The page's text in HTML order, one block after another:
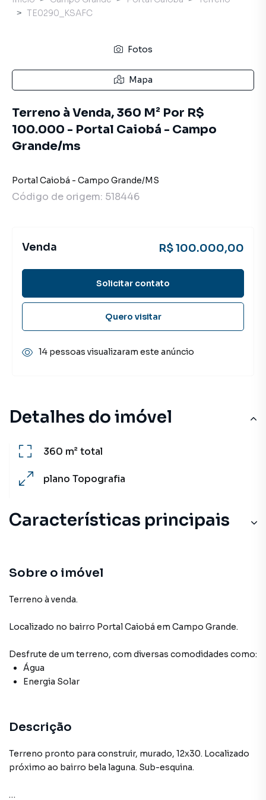
Detalhes do imóvel
360 m²total
plano Topografia
Características principais
Sobre o imóvel
Terreno à venda.
Localizado no bairro Portal Caiobá em Campo Grande.
Desfrute de um terreno, com diversas comodidades como:
Água
Energia Solar
Descrição
Terreno pronto para construir, murado, 12x30. Localizado
próximo ao bairro bela laguna. Sub-esquina.
TE0290_KSAFC
Fotos
Mapa
Terreno à Venda, 360 M² Por R$
100.000 - Portal Caiobá - Campo
Grande/ms
Portal Caiobá - Campo Grande/MS
Código de origem: 518446
Venda R$ 100.000,00
Solicitar contato
Quero visitar
14 pessoas visualizaram este anúncio